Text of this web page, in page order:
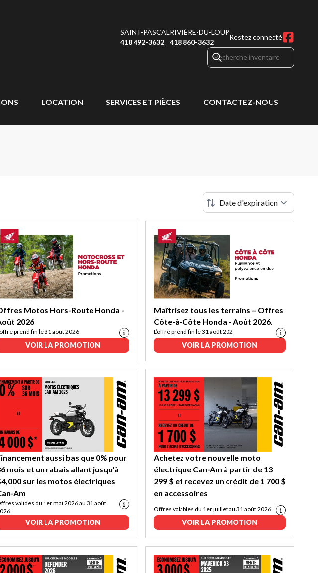
SAINT-PASCAL
418 492-3632
RIVIÈRE-DU-LOUP
418 860-3632
Restez connecté
LOCATION SERVICES ET PIÈCES CONTACTEZ-NOUS
Motos Hors-Route Honda -
2026
prend fin le 31 août 2026
VOIR LA PROMOTION
Maîtrisez tous les terrains – Offres
Côte-à-Côte Honda - Août 2026.
L’offre prend fin le 31 août 202
VOIR LA PROMOTION
aussi bas que 0% pour
mois et un rabais allant jusqu’à
sur les motos électriques
Am
valides du 1er mai 2026 au 31 août
VOIR LA PROMOTION
Achetez votre nouvelle moto
électrique Can-Am à partir de 13
299 $ et recevez un crédit de 1 700 $
en accessoires
Offres valables du 1er juillet au 31 août 2026.
VOIR LA PROMOTION